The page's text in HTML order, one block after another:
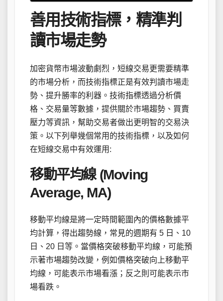
善用技術指標，精準判
讀市場走勢
加密貨幣市場波動劇烈，短線交易更需要精準
的市場分析，而技術指標正是有效判讀市場走
勢、提升勝率的利器。技術指標透過分析價
格、交易量等數據，提供關於市場趨勢、買賣
壓力等資訊，幫助交易者做出更明智的交易決
策。以下列舉幾個常用的技術指標，以及如何
在短線交易中有效運用:
移動平均線 (Moving
Average, MA)
移動平均線是將一定時間範圍內的價格數據平
均計算，得出趨勢線，常見的週期有 5 日、10
日、20 日等。當價格突破移動平均線，可能預
示著市場趨勢改變，例如價格突破向上移動平
均線，可能表示市場看漲；反之則可能表示市
場看跌。